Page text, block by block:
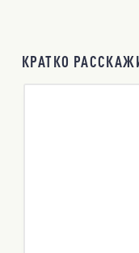
КРАТКО